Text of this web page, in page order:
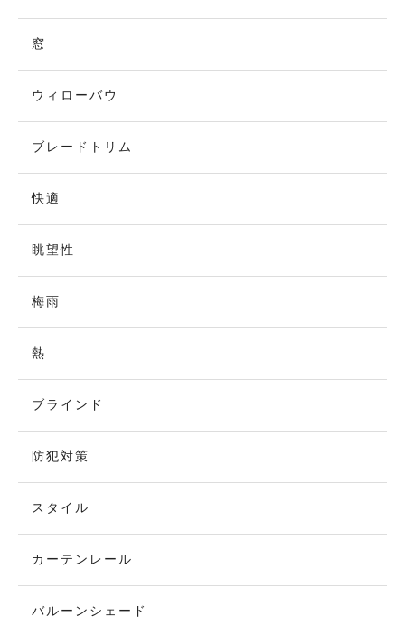
窓
ウィローバウ
ブレードトリム
快適
眺望性
梅雨
熱
ブラインド
防犯対策
スタイル
カーテンレール
バルーンシェード